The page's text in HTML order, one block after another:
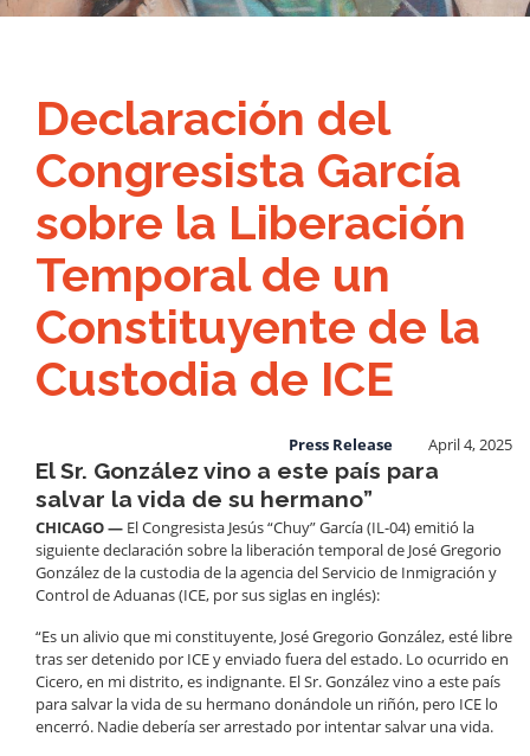
Declaración del
Congresista García
sobre la Liberación
Temporal de un
Constituyente de la
Custodia de ICE
April 4, 2025
Press Release
El Sr. González vino a este país para
salvar la vida de su hermano”
CHICAGO — El Congresista Jesús “Chuy” García (IL-04) emitió la
siguiente declaración sobre la liberación temporal de José Gregorio
González de la custodia de la agencia del Servicio de Inmigración y
Control de Aduanas (ICE, por sus siglas en inglés):
“Es un alivio que mi constituyente, José Gregorio González, esté libre
tras ser detenido por ICE y enviado fuera del estado. Lo ocurrido en
Cicero, en mi distrito, es indignante. El Sr. González vino a este país
para salvar la vida de su hermano donándole un riñón, pero ICE lo
encerró. Nadie debería ser arrestado por intentar salvar una vida.